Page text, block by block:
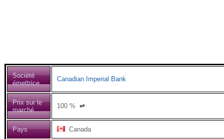
Société
émettrice
Canadian Imperial Bank
Prix sur le
marché
100 % ⇌
Pays Canada